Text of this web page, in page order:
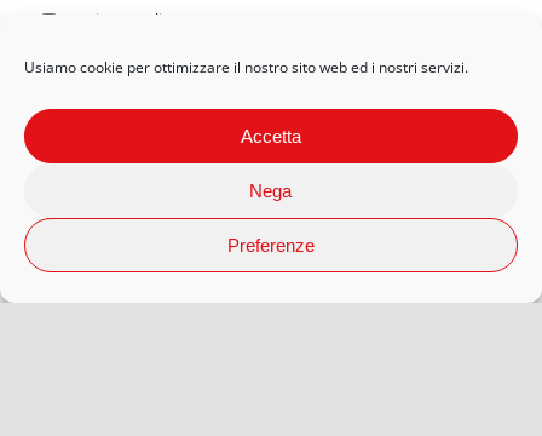
Usiamo cookie per ottimizzare il nostro sito web ed i nostri servizi.
Accetta
Nega
Preferenze
Privacy Policy